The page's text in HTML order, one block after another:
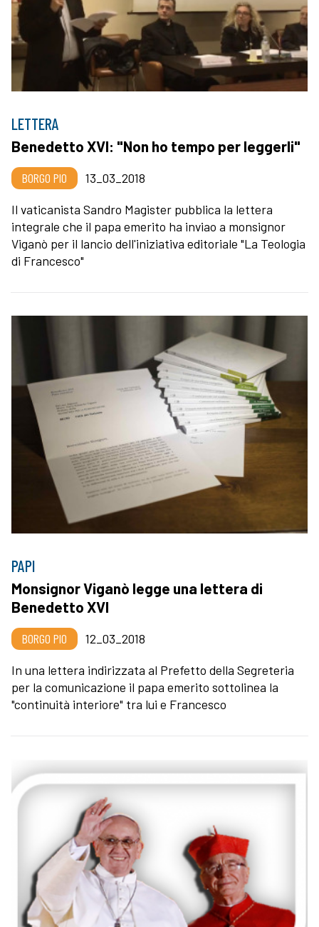
LETTERA
Benedetto XVI: "Non ho tempo per leggerli"
BORGO PIO
13_03_2018
Il vaticanista Sandro Magister pubblica la lettera
integrale che il papa emerito ha inviao a monsignor
Viganò per il lancio dell'iniziativa editoriale "La Teologia
di Francesco"
PAPI
Monsignor Viganò legge una lettera di
Benedetto XVI
BORGO PIO
12_03_2018
In una lettera indirizzata al Prefetto della Segreteria
per la comunicazione il papa emerito sottolinea la
"continuità interiore" tra lui e Francesco